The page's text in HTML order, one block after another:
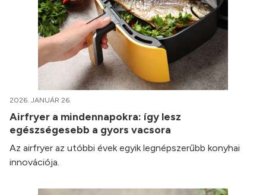
2026. JANUÁR 26.
Airfryer a mindennapokra: így lesz
egészségesebb a gyors vacsora
Az airfryer az utóbbi évek egyik legnépszerűbb konyhai
innovációja.